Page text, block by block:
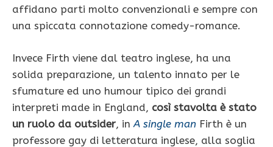
affidano parti molto convenzionali e sempre con
una spiccata connotazione comedy-romance.
Invece Firth viene dal teatro inglese, ha una
solida preparazione, un talento innato per le
sfumature ed uno humour tipico dei grandi
interpreti made in England, così stavolta è stato
un ruolo da outsider, inA single man Firth è un
professore gay di letteratura inglese, alla soglia